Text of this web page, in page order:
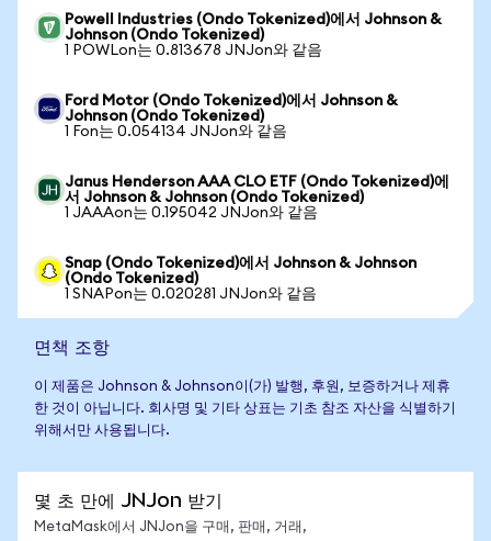
Powell Industries (Ondo Tokenized)에서 Johnson &
Johnson (Ondo Tokenized)
1 POWLon는 0.813678 JNJon와 같음
Ford Motor (Ondo Tokenized)에서 Johnson &
Johnson (Ondo Tokenized)
1 Fon는 0.054134 JNJon와 같음
Janus Henderson AAA CLO ETF (Ondo Tokenized)에
서 Johnson & Johnson (Ondo Tokenized)
1 JAAAon는 0.195042 JNJon와 같음
Snap (Ondo Tokenized)에서 Johnson & Johnson
(Ondo Tokenized)
1 SNAPon는 0.020281 JNJon와 같음
면책 조항
이 제품은 Johnson & Johnson이(가) 발행, 후원, 보증하거나 제휴
한 것이 아닙니다. 회사명 및 기타 상표는 기초 참조 자산을 식별하기
위해서만 사용됩니다.
몇 초 만에 JNJon 받기
MetaMask에서 JNJon을 구매, 판매, 거래,